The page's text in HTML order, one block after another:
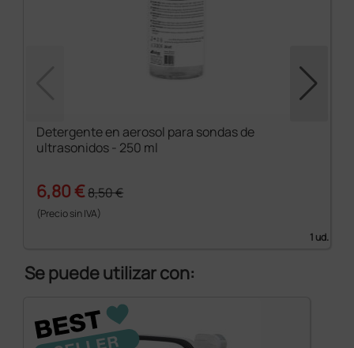
Detergente en aerosol para sondas de
ultrasonidos - 250 ml
6,80 €8,50 €
(Precio sin IVA)
1 ud.
Se puede utilizar con: